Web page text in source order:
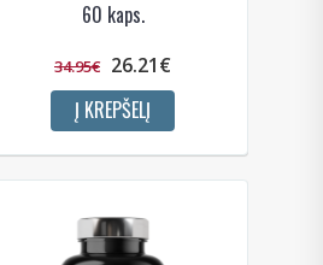
60 kaps.
34.95€ 26.21€
Į KREPŠELĮ